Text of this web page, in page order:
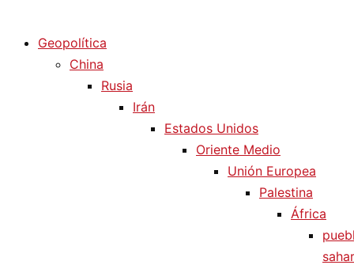
Geopolítica
China
Rusia
Irán
Estados Unidos
Oriente Medio
Unión Europea
Palestina
África